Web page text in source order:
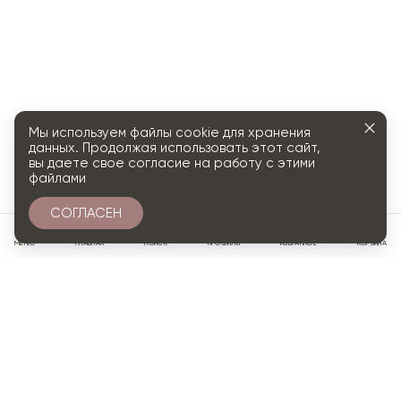
МЕНЮ ГЛАВНАЯ ПОИСК ПРОФИЛЬ ИЗБРАННОЕ КОРЗИНА
Мы используем файлы cookie для хранения
данных. Продолжая использовать этот сайт,
вы даете свое согласие на работу с этими
файлами
СОГЛАСЕН